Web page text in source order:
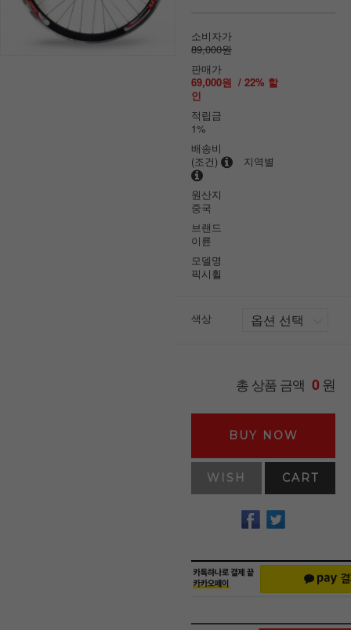
소비자가
89,000원
판매가
69,000원 / 22% 할
인
적립금
1%
배송비
(조건)
지역별
원산지
중국
브랜드
이륜
모델명
픽시휠
색상
총 상품 금액 0원
BUY NOW
WISH CART